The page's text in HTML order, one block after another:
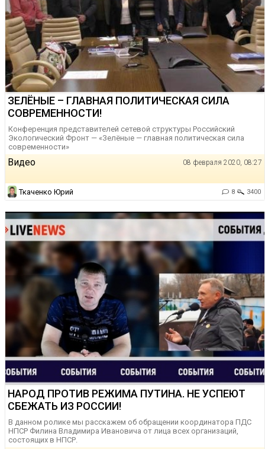
ЗЕЛЁНЫЕ – ГЛАВНАЯ ПОЛИТИЧЕСКАЯ СИЛА
СОВРЕМЕННОСТИ!
Конференция представителей сетевой структуры Российский
Экологический Фронт — «Зелёные — главная политическая сила
современности»
Видео 08 февраля 2020, 08:27
Ткаченко Юрий 8 3400
НАРОД ПРОТИВ РЕЖИМА ПУТИНА. НЕ УСПЕЮТ
СБЕЖАТЬ ИЗ РОССИИ!
В данном ролике мы расскажем об обращении координатора ПДС
НПСР Филина Владимира Ивановича от лица всех организаций,
состоящих в НПСР.